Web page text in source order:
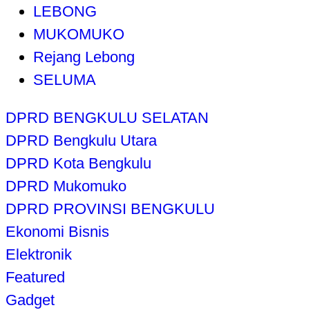
LEBONG
MUKOMUKO
Rejang Lebong
SELUMA
DPRD BENGKULU SELATAN
DPRD Bengkulu Utara
DPRD Kota Bengkulu
DPRD Mukomuko
DPRD PROVINSI BENGKULU
Ekonomi Bisnis
Elektronik
Featured
Gadget